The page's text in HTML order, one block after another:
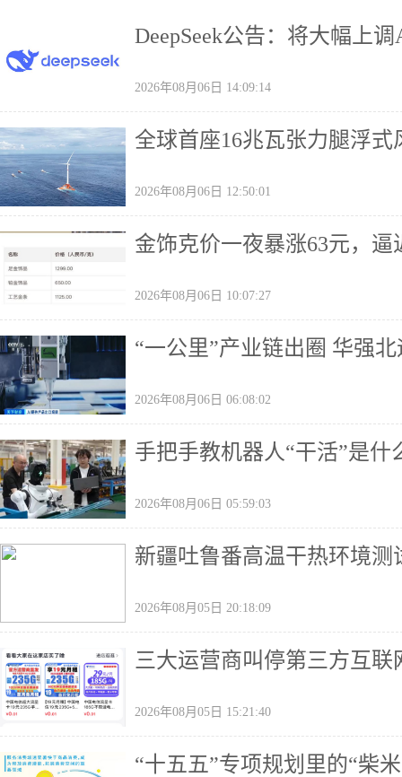
DeepSeek公告：将大幅上
2026年08月06日 14:09:14
全球首座16兆瓦张力腿浮
2026年08月06日 12:50:01
金饰克价一夜暴涨63元，逼
2026年08月06日 10:07:27
“一公里”产业链出圈 华强
2026年08月06日 06:08:02
手把手教机器人“干活”是
2026年08月06日 05:59:03
新疆吐鲁番高温干热环境
2026年08月05日 20:18:09
三大运营商叫停第三方互
2026年08月05日 15:21:40
“十五五”专项规划里的“柴